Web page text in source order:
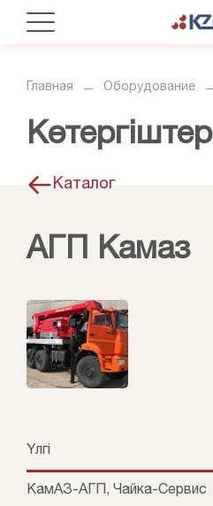
Главная Оборудование
Көтергіштер
Каталог
АГП Камаз
Үлгі
КамАЗ-АГП, Чайка-Сервис